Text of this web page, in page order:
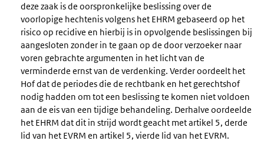
deze zaak is de oorspronkelijke beslissing over de
voorlopige hechtenis volgens het EHRM gebaseerd op het
risico op recidive en hierbij is in opvolgende beslissingen bij
aangesloten zonder in te gaan op de door verzoeker naar
voren gebrachte argumenten in het licht van de
verminderde ernst van de verdenking. Verder oordeelt het
Hof dat de periodes die de rechtbank en het gerechtshof
nodig hadden om tot een beslissing te komen niet voldoen
aan de eis van een tijdige behandeling. Derhalve oordeelde
het EHRM dat dit in strijd wordt geacht met artikel 5, derde
lid van het EVRM en artikel 5, vierde lid van het EVRM.